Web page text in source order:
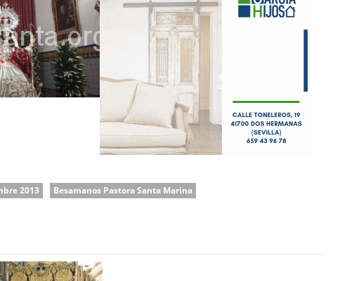
2013 Besamanos Pastora Santa Marina